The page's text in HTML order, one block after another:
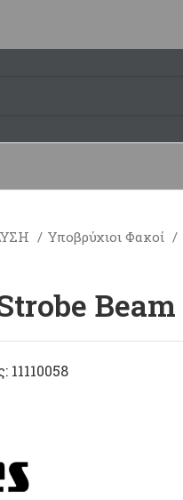
Υποβρύχιοι Φακοί
Beam
11110058